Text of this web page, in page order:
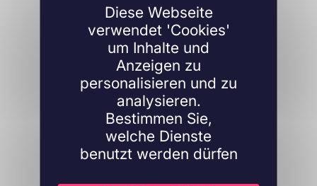
Diese Webseite
verwendet 'Cookies'
um Inhalte und
Anzeigen zu
personalisieren und zu
analysieren.
Bestimmen Sie,
welche Dienste
benutzt werden dürfen